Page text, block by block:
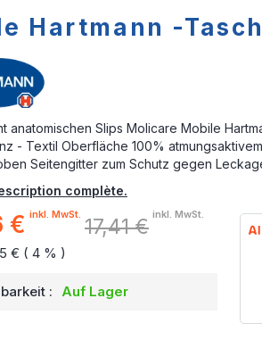
Hartmann -
anatomischen Slips Molicare Mobile
- Textil Oberfläche 100%
Seitengitter zum Schutz gegen
complète.
€ inkl. MwSt. 17,41 € inkl. MwSt.
€ ( 4 % )
: Auf Lager